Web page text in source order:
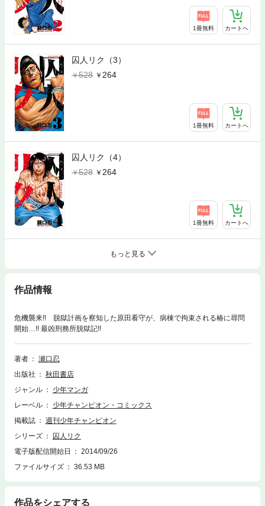
1冊無料 カートへ
囚人リク（3）
528
264
1冊無料 カートへ
囚人リク（4）
528
264
1冊無料 カートへ
もっと見る
作品情報
危機襲来!! 脱獄計画を察知した原田看守が、病棟で拘束される椿に尋問
開始…!! 最凶刑務所脱獄記!!
著者
瀬口忍
出版社
秋田書店
ジャンル
少年マンガ
レーベル
少年チャンピオン・コミックス
掲載誌
週刊少年チャンピオン
シリーズ
囚人リク
電子版配信開始日
2014/09/26
ファイルサイズ
36.53 MB
作品をシェアする